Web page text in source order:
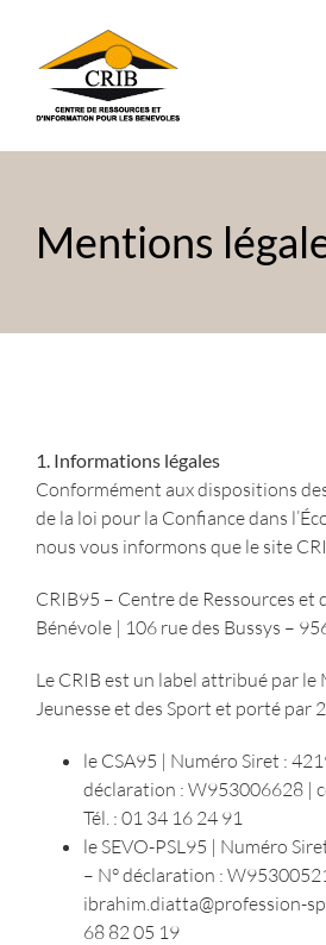
contenu
Mentions
1. Informations légales
Conformément aux dispositions
de la loi pour la Confiance dans
nous vous informons que le site
CRIB95 – Centre de Ressources et
Bénévole | 106 rue des Bussys –
Le CRIB est un label attribué par le
Jeunesse et des Sport et porté par
le CSA95 | Numéro Siret :
déclaration : W953006628 |
Tél. : 01 34 16 24 91
le SEVO-PSL95 | Numéro
– N° déclaration :
ibrahim.diatta@profession-
68 82 05 19